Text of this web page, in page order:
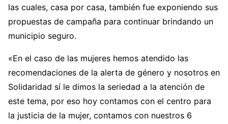
las cuales, casa por casa, también fue exponiendo sus
propuestas de campaña para continuar brindando un
municipio seguro.
«En el caso de las mujeres hemos atendido las
recomendaciones de la alerta de género y nosotros en
Solidaridad sí le dimos la seriedad a la atención de
este tema, por eso hoy contamos con el centro para
la justicia de la mujer, contamos con nuestros 6